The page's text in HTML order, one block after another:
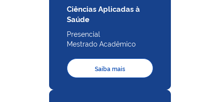
Ciências Aplicadas à
Saúde
Presencial
Mestrado Acadêmico
Saiba mais